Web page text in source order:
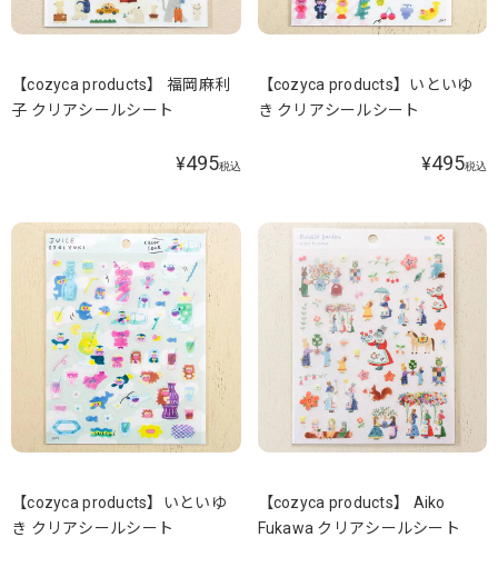
【cozyca products】 福岡麻利
子 クリアシールシート
¥495税込
【cozyca products】いといゆ
き クリアシールシート
¥495税込
【cozyca products】いといゆ
き クリアシールシート
【cozyca products】 Aiko
Fukawa クリアシールシート